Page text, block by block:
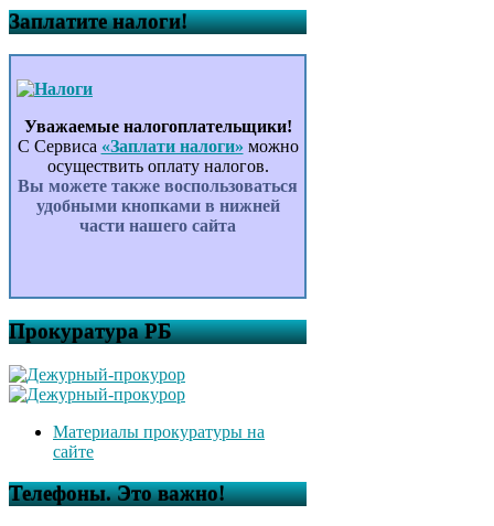
Заплатите налоги!
Уважаемые налогоплательщики!
С Сервиса «Заплати налоги» можно
осуществить оплату налогов.
Вы можете также воспользоваться
удобными кнопками в нижней
части нашего сайта
Прокуратура РБ
Материалы прокуратуры на
сайте
Телефоны. Это важно!